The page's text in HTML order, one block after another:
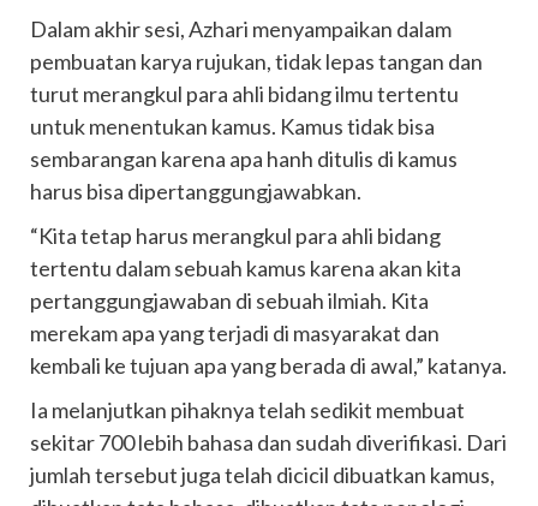
Dalam akhir sesi, Azhari menyampaikan dalam
pembuatan karya rujukan, tidak lepas tangan dan
turut merangkul para ahli bidang ilmu tertentu
untuk menentukan kamus. Kamus tidak bisa
sembarangan karena apa hanh ditulis di kamus
harus bisa dipertanggungjawabkan.
“Kita tetap harus merangkul para ahli bidang
tertentu dalam sebuah kamus karena akan kita
pertanggungjawaban di sebuah ilmiah. Kita
merekam apa yang terjadi di masyarakat dan
kembali ke tujuan apa yang berada di awal,” katanya.
Ia melanjutkan pihaknya telah sedikit membuat
sekitar 700 lebih bahasa dan sudah diverifikasi. Dari
jumlah tersebut juga telah dicicil dibuatkan kamus,